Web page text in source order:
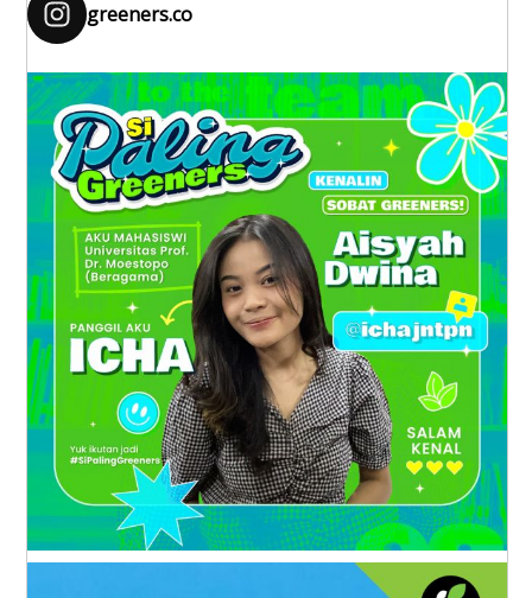
greeners.co